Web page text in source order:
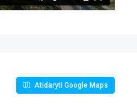
Atidaryti Google Maps